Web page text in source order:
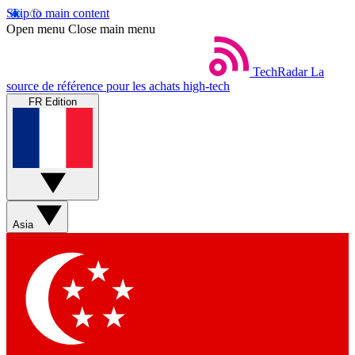
Skip to main content
Open menu Close main menu
TechRadar La
source de référence pour les achats high-tech
FR Edition
Asia